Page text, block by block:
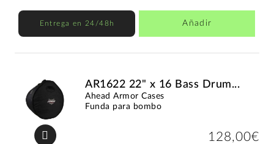
Entrega en 24/48h Añadir
AR1622 22" x 16 Bass Drum...
Ahead Armor Cases
Funda para bombo
128,00€